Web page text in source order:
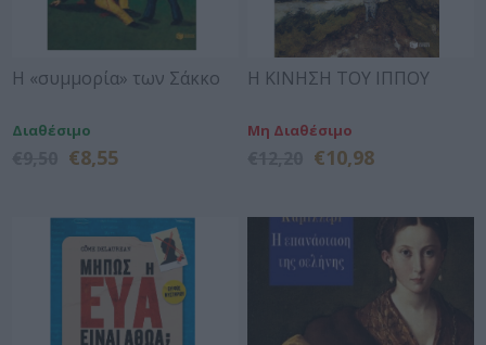
Η «συμμορία» των Σάκκο
Διαθέσιμο
€8,55
Η ΚΙΝΗΣΗ ΤΟΥ ΙΠΠΟΥ
Μη Διαθέσιμο
€10,98